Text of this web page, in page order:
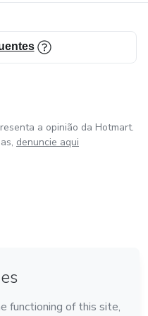
a opinião da Hotmart.
denuncie aqui